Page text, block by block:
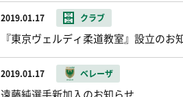
2019.01.17 クラブ
『東京ヴェルディ柔道教室』設立のお
2019.01.17 ベレーザ